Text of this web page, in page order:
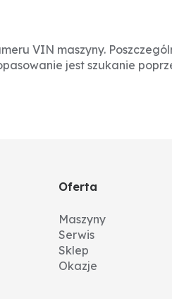
VIN maszyny.
jest szukanie
Oferta
Maszyny
Serwis
Sklep
Okazje